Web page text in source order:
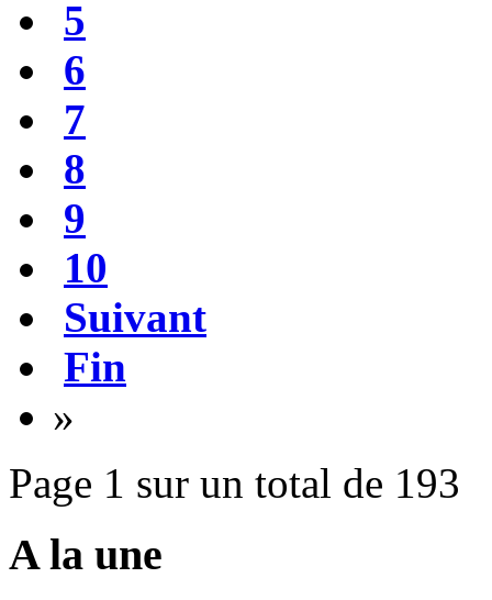
5
6
7
8
9
10
Suivant
Fin
»
Page 1 sur un total de 193
A la une